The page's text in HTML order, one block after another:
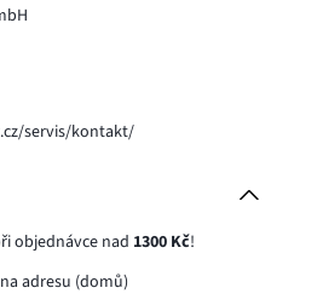
servis/kontakt/
objednávce nad 1300 Kč!
adresu (domů)